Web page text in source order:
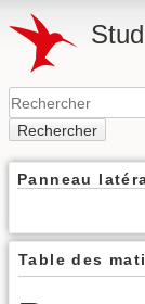
Rechercher
Panneau
Table des